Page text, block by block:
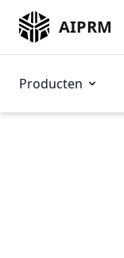
AIPRM
Producten